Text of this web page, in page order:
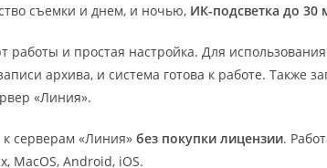
съемки и днем, и ночью, ИК-подсветка до 30
работы и простая настройка. Для
архива, и система готова к работе.
«Линия».
серверам «Линия» без покупки лицензии.
MacOS, Android, iOS.